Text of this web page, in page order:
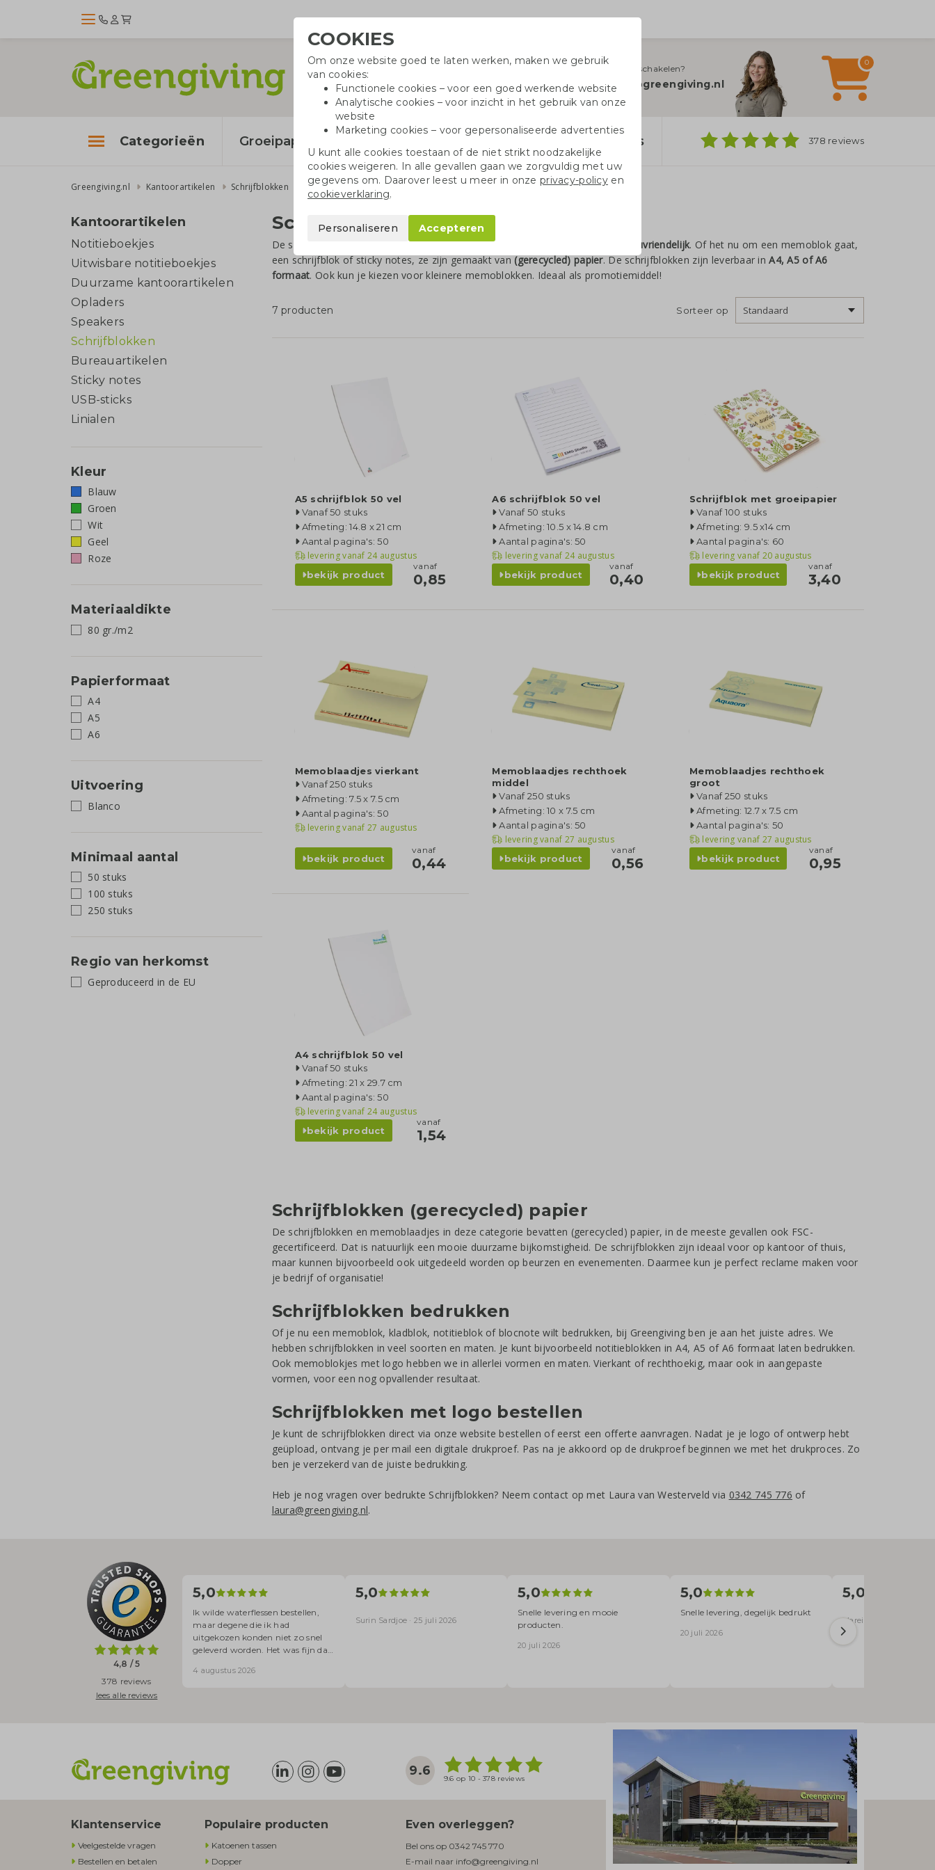
Hulplijn inschakelen?
info@greengiving.nl
0
Categorieën Groeipapier Doppers 378 reviews
Greengiving.nl Kantoorartikelen Schrijfblokken
Kantoorartikelen
Notitieboekjes
Uitwisbare notitieboekjes
Duurzame kantoorartikelen
Opladers
Speakers
Schrijfblokken
Bureauartikelen
Sticky notes
USB-sticks
Linialen
Kleur
Blauw
Groen
Wit
Geel
Roze
Materiaaldikte
80 gr./m2
Papierformaat
A4
A5
A6
Uitvoering
Blanco
Minimaal aantal
50 stuks
100 stuks
250 stuks
Regio van herkomst
Geproduceerd in de EU
Schrijfblokken bedrukken
De schrijfblokken van Greengiving hebben een strakke bedrukking en zijn milieuvriendelijk. Of het nu om een memoblok gaat,
een schrijfblok of sticky notes, ze zijn gemaakt van(gerecycled) papier. De schrijfblokken zijn leverbaar inA4, A5 of A6
formaat. Ook kun je kiezen voor kleinere memoblokken. Ideaal als promotiemiddel!
7 producten Sorteer op
A5 schrijfblok 50 vel
Vanaf 50 stuks
Afmeting: 14.8 x 21 cm
Aantal pagina's: 50
levering vanaf 24 augustus
bekijk product
vanaf
0,85
A6 schrijfblok 50 vel
Vanaf 50 stuks
Afmeting: 10.5 x 14.8 cm
Aantal pagina's: 50
levering vanaf 24 augustus
bekijk product
vanaf
0,40
Schrijfblok met groeipapier
Vanaf 100 stuks
Afmeting: 9.5 x14 cm
Aantal pagina's: 60
levering vanaf 20 augustus
bekijk product
vanaf
3,40
Memoblaadjes vierkant
Vanaf 250 stuks
Afmeting: 7.5 x 7.5 cm
Aantal pagina's: 50
levering vanaf 27 augustus
bekijk product
vanaf
0,44
Memoblaadjes rechthoek
middel
Vanaf 250 stuks
Afmeting: 10 x 7.5 cm
Aantal pagina's: 50
levering vanaf 27 augustus
bekijk product
vanaf
0,56
Memoblaadjes rechthoek
groot
Vanaf 250 stuks
Afmeting: 12.7 x 7.5 cm
Aantal pagina's: 50
levering vanaf 27 augustus
bekijk product
vanaf
0,95
A4 schrijfblok 50 vel
Vanaf 50 stuks
Afmeting: 21 x 29.7 cm
Aantal pagina's: 50
levering vanaf 24 augustus
bekijk product
vanaf
1,54
Schrijfblokken (gerecycled) papier
De schrijfblokken en memoblaadjes in deze categorie bevatten (gerecycled) papier, in de meeste gevallen ook FSC-
gecertificeerd. Dat is natuurlijk een mooie duurzame bijkomstigheid. De schrijfblokken zijn ideaal voor op kantoor of thuis,
maar kunnen bijvoorbeeld ook uitgedeeld worden op beurzen en evenementen. Daarmee kun je perfect reclame maken voor
je bedrijf of organisatie!
Schrijfblokken bedrukken
Of je nu een memoblok, kladblok, notitieblok of blocnote wilt bedrukken, bij Greengiving ben je aan het juiste adres. We
hebben schrijfblokken in veel soorten en maten. Je kunt bijvoorbeeld notitieblokken in A4, A5 of A6 formaat laten bedrukken.
Ook memoblokjes met logo hebben we in allerlei vormen en maten. Vierkant of rechthoekig, maar ook in aangepaste
vormen, voor een nog opvallender resultaat.
Schrijfblokken met logo bestellen
Je kunt de schrijfblokken direct via onze website bestellen of eerst een offerte aanvragen. Nadat je je logo of ontwerp hebt
geüpload, ontvang je per mail een digitale drukproef. Pas na je akkoord op de drukproef beginnen we met het drukproces. Zo
ben je verzekerd van de juiste bedrukking.
Heb je nog vragen over bedrukte Schrijfblokken? Neem contact op met Laura van Westerveld via 0342 745 776 of
laura@greengiving.nl.
4,8 / 5
378 reviews
lees alle reviews
5,0
Ik wilde waterflessen bestellen,
maar degene die ik had
uitgekozen konden niet zo snel
geleverd worden. Het was fijn dat
degene voor mij uitzocht welke
4 augustus 2026
5,0
Surin Sardjoe · 25 juli 2026
5,0
Snelle levering en mooie
producten.
20 juli 2026
5,0
Snelle levering, degelijk bedrukt
20 juli 2026
5,0
Mareille Stofberg · 20
9.6
9.6 op 10 - 378 reviews
Klantenservice
Veelgestelde vragen
Bestellen en betalen
Populaire producten
Katoenen tassen
Dopper
Even overleggen?
Bel ons op 0342 745 770
E-mail naar info@greengiving.nl
COOKIES
Om onze website goed te laten werken, maken we gebruik
van cookies:
Functionele cookies – voor een goed werkende website
Analytische cookies – voor inzicht in het gebruik van onze
website
Marketing cookies – voor gepersonaliseerde advertenties
U kunt alle cookies toestaan of de niet strikt noodzakelijke
cookies weigeren. In alle gevallen gaan we zorgvuldig met uw
gegevens om. Daarover leest u meer in onzeprivacy-policyen
cookieverklaring.
Personaliseren Accepteren